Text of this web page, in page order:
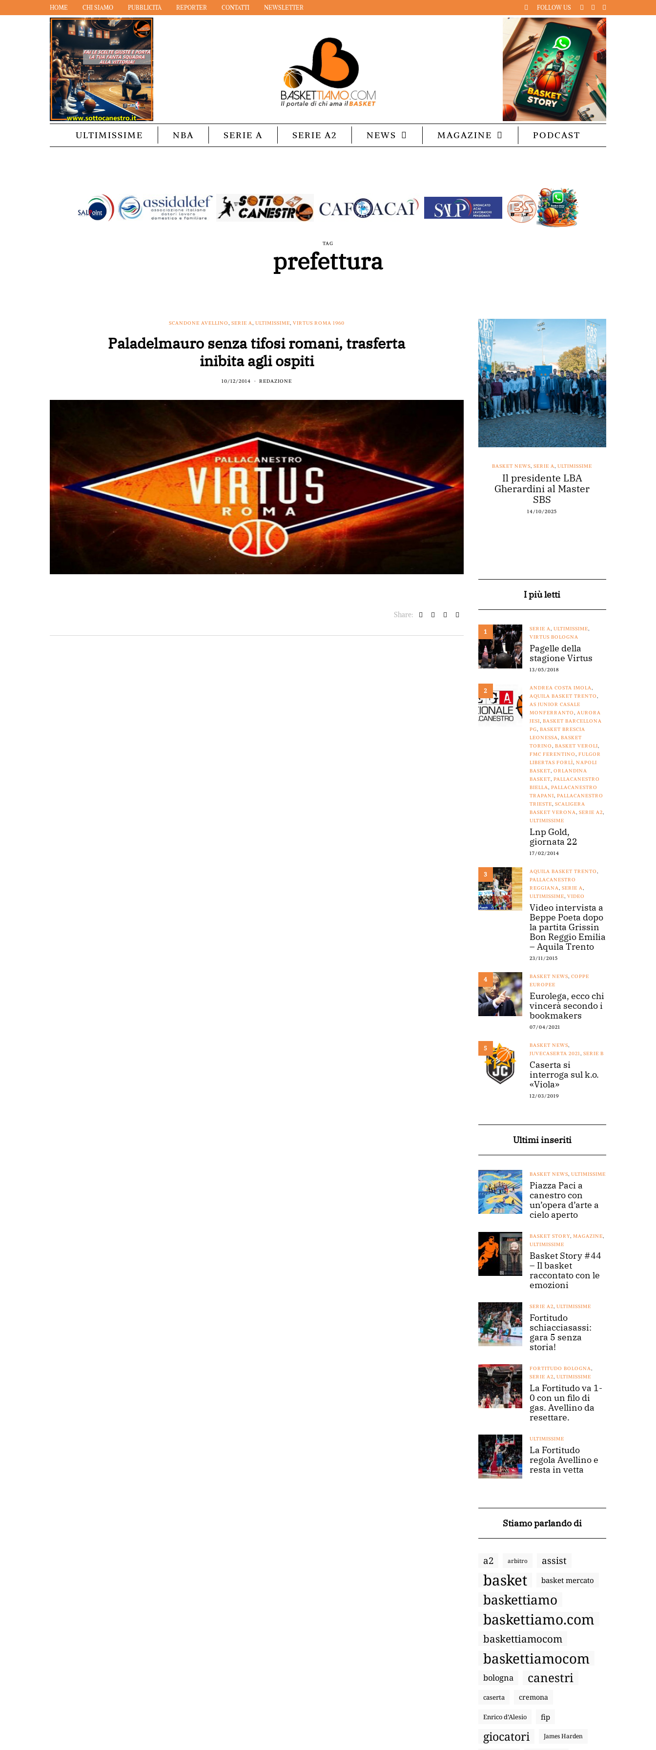
HOME CHI SIAMO PUBBLICITÀ REPORTER CONTATTI NEWSLETTER FOLLOW US
ULTIMISSIME NBA SERIE A SERIE A2 NEWS MAGAZINE PODCAST
TAG
prefettura
SCANDONE AVELLINO, SERIE A, ULTIMISSIME, VIRTUS ROMA 1960
Paladelmauro senza tifosi romani, trasferta
inibita agli ospiti
10/12/2014 REDAZIONE
Share:
BASKET TORINO BENEDETTO XIV CENTO
,
BERGAMO BASKET 2014
FORLÌ
PALLACANESTRO 2.015
FORTITUDO BOLOGNA
NEW BASKET BRINDISI
PISTOIA BASKET
ROSETO,SCAFATI BASKET 1969
SCALIGERA
BASKET VERONA, SCANDONE AVELLINO ,
SERIE
URANIA MILANO,VUELLE PESARO
Serie A2, le protagoniste
della stagione 2025-26
08/08/2025
BASKET NEWS ULTIMISSIME
Alla Roig Arena di
Valencia arriva «The
Eye»
14/07/2025
BASKET NEWS ULTIMISSIME
Piazza Paci a canestro
con un’opera d’arte a
cielo aperto
17/06/2026
BASKET NEWS,SERIE A,ULTIMISSIME
Il presidente LBA
Gherardini al Master
SBS
14/10/2025
I più letti
1 SERIE A, ULTIMISSIME,
VIRTUS BOLOGNA
Pagelle della
stagione Virtus
13/05/2018
2 ANDREA COSTA IMOLA,
AQUILA BASKET TRENTO,
AS JUNIOR CASALE
MONFERRANTO, AURORA
JESI, BASKET BARCELLONA
PG, BASKET BRESCIA
LEONESSA, BASKET
TORINO, BASKET VEROLI,
FMC FERENTINO, FULGOR
LIBERTAS FORLÌ, NAPOLI
BASKET, ORLANDINA
BASKET, PALLACANESTRO
BIELLA, PALLACANESTRO
TRAPANI, PALLACANESTRO
TRIESTE, SCALIGERA
BASKET VERONA, SERIE A2,
ULTIMISSIME
Lnp Gold,
giornata 22
17/02/2014
3 AQUILA BASKET TRENTO,
PALLACANESTRO
REGGIANA, SERIE A,
ULTIMISSIME, VIDEO
Video intervista a
Beppe Poeta dopo
la partita Grissin
Bon Reggio Emilia
– Aquila Trento
23/11/2015
4 BASKET NEWS, COPPE
EUROPEE
Eurolega, ecco chi
vincerà secondo i
bookmakers
07/04/2021
5 BASKET NEWS,
JUVECASERTA 2021, SERIE B
Caserta si
interroga sul k.o.
«Viola»
12/03/2019
Ultimi inseriti
BASKET NEWS, ULTIMISSIME
Piazza Paci a
canestro con
un’opera d’arte a
cielo aperto
BASKET STORY, MAGAZINE,
ULTIMISSIME
Basket Story #44
– Il basket
raccontato con le
emozioni
SERIE A2, ULTIMISSIME
Fortitudo
schiacciasassi:
gara 5 senza
storia!
FORTITUDO BOLOGNA,
SERIE A2, ULTIMISSIME
La Fortitudo va 1-
0 con un filo di
gas. Avellino da
resettare.
ULTIMISSIME
La Fortitudo
regola Avellino e
resta in vetta
Stiamo parlando di
a2 arbitro assist
basket basket mercato
baskettiamo
baskettiamo.com
baskettiamocom
baskettiamocom
bologna canestri
caserta cremona
Enrico d’Alesio fip
giocatori James Harden